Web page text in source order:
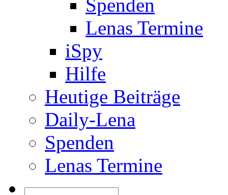
Spenden
Lenas Termine
iSpy
Hilfe
Heutige Beiträge
Daily-Lena
Spenden
Lenas Termine